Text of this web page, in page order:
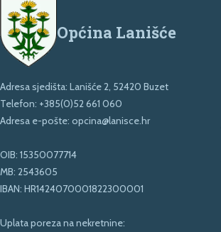
Općina Lanišće
Adresa sjedišta: Lanišće 2, 52420 Buzet
Telefon: +385(0)52 661 060
Adresa e-pošte: opcina@lanisce.hr
OIB: 15350077714
MB: 2543605
IBAN: HR1424070001822300001
Uplata poreza na nekretnine: